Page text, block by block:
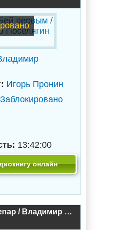
Игорь Пронин
Заблокировано
13:42:00
онлайн
Собиратель. Сепар / Владимир Поселягин (3)